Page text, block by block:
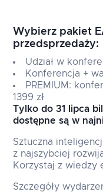
Wybierz pakiet
przedsprzedaży:
Udział w
Konferencja +
PREMIUM:
1399 zł
Tylko do 31 lipca
dostępne są w
Sztuczna
z najszybciej
Korzystaj z wiedzy
Szczegóły